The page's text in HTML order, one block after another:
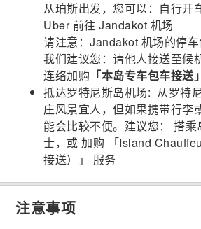
从珀斯出发，您可以：自行开
Uber 前往 Jandakot 机场
请注意：Jandakot 机场的停车
我们建议您：请他人接送至候
连络加购 「本岛专车包车接送」
抵达罗特尼斯岛机场: 从罗特
庄风景宜人，但如果携带行李
能会比较不便。建议您： 搭乘
士，或 加购 「Island
接送）」 服务
注意事项